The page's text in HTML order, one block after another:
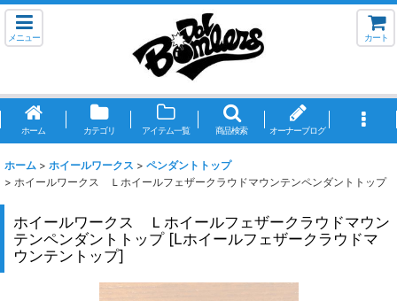
メニュー カート
ホーム カテゴリ アイテム一覧 商品検索 オーナーブログ
ホーム > ホイールワークス > ペンダントトップ
> ホイールワークス Ｌホイールフェザークラウドマウンテンペンダントトップ
ホイールワークス Ｌホイールフェザークラウドマウン
テンペンダントトップ [Lホイールフェザークラウドマ
ウンテントップ]